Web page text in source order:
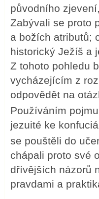
původního
Zabývali se proto
a božích atributů;
historický Ježíš a
Z tohoto pohledu
vycházejícím z
odpovědět na
Používáním
jezuité ke
se pouštěli do
chápali proto své
dřívějších názorů
pravdami a